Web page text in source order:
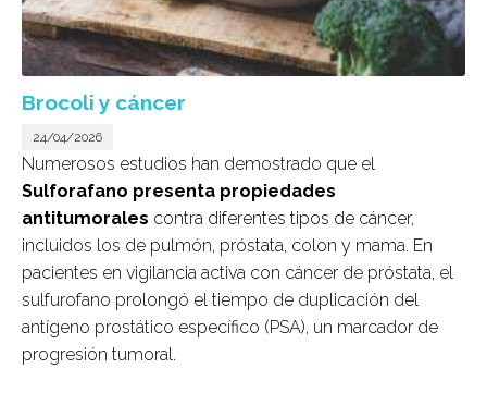
Brocoli y cáncer
24/04/2026
Numerosos estudios han demostrado que el
Sulforafano presenta propiedades
antitumorales contra diferentes tipos de cáncer,
incluidos los de pulmón, próstata, colon y mama. En
pacientes en vigilancia activa con cáncer de próstata, el
sulfurofano prolongó el tiempo de duplicación del
antígeno prostático específico (PSA), un marcador de
progresión tumoral.